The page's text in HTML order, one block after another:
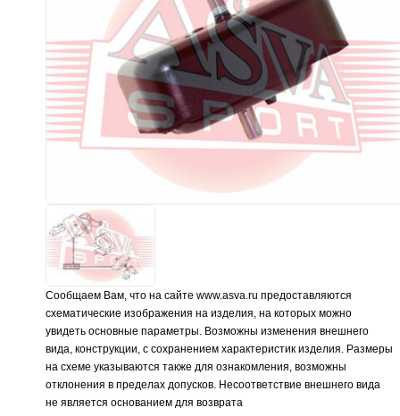
Сообщаем Вам, что на сайте www.asva.ru предоставляются
схематические изображения на изделия, на которых можно
увидеть основные параметры. Возможны изменения внешнего
вида, конструкции, с сохранением характеристик изделия. Размеры
на схеме указываются также для ознакомления, возможны
отклонения в пределах допусков. Несоответствие внешнего вида
не является основанием для возврата